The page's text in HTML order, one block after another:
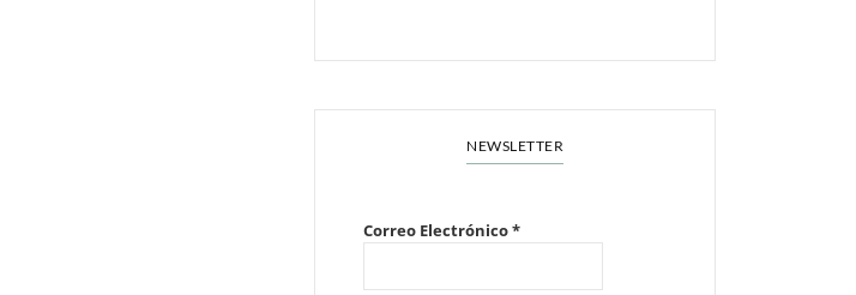
NEWSLETTER
Correo Electrónico*